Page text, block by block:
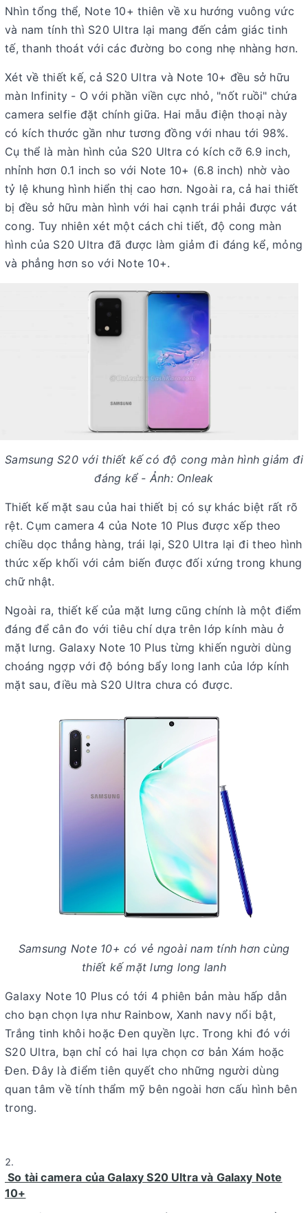
Nhìn tổng thể, Note 10+ thiên về xu hướng vuông vức
và nam tính thì S20 Ultra lại mang đến cảm giác tinh
tế, thanh thoát với các đường bo cong nhẹ nhàng hơn.
Xét về thiết kế, cả S20 Ultra và Note 10+ đều sở hữu
màn Infinity - O với phần viền cực nhỏ, "nốt ruồi" chứa
camera selfie đặt chính giữa. Hai mẫu điện thoại này
có kích thước gần như tương đồng với nhau tới 98%.
Cụ thể là màn hình của S20 Ultra có kích cỡ 6.9 inch,
nhỉnh hơn 0.1 inch so với Note 10+ (6.8 inch) nhờ vào
tỷ lệ khung hình hiển thị cao hơn. Ngoài ra, cả hai thiết
bị đều sở hữu màn hình với hai cạnh trái phải được vát
cong. Tuy nhiên xét một cách chi tiết, độ cong màn
hình của S20 Ultra đã được làm giảm đi đáng kể, mỏng
và phẳng hơn so với Note 10+.
Samsung S20 với thiết kế có độ cong màn hình giảm đi
đáng kể - Ảnh: Onleak
Thiết kế mặt sau của hai thiết bị có sự khác biệt rất rõ
rệt. Cụm camera 4 của Note 10 Plus được xếp theo
chiều dọc thẳng hàng, trái lại, S20 Ultra lại đi theo hình
thức xếp khối với cảm biến được đối xứng trong khung
chữ nhật.
Ngoài ra, thiết kế của mặt lưng cũng chính là một điểm
đáng để cân đo với tiêu chí dựa trên lớp kính màu ở
mặt lưng. Galaxy Note 10 Plus từng khiến người dùng
choáng ngợp với độ bóng bẩy long lanh của lớp kính
mặt sau, điều mà S20 Ultra chưa có được.
Samsung Note 10+ có vẻ ngoài nam tính hơn cùng
thiết kế mặt lưng long lanh
Galaxy Note 10 Plus có tới 4 phiên bản màu hấp dẫn
cho bạn chọn lựa như Rainbow, Xanh navy nổi bật,
Trắng tinh khôi hoặc Đen quyền lực. Trong khi đó với
S20 Ultra, bạn chỉ có hai lựa chọn cơ bản Xám hoặc
Đen. Đây là điểm tiên quyết cho những người dùng
quan tâm về tính thẩm mỹ bên ngoài hơn cấu hình bên
trong.
So tài camera của Galaxy S20 Ultra và Galaxy Note
10+